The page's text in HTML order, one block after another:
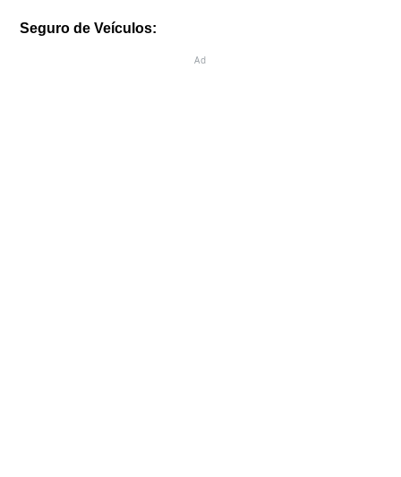
Seguro de Veículos:
Ad